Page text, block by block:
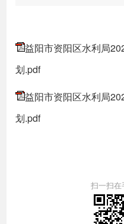
益阳市资阳区水利局
划.pdf
益阳市资阳区水利局
划.pdf
扫一扫在